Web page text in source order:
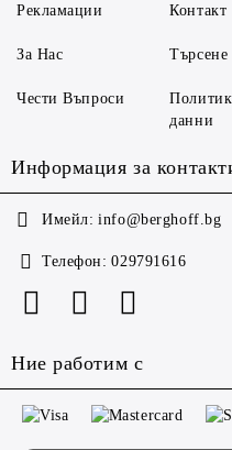
Рекламации
За Нас
Чести Въпроси
Контакт
Търсене
данни
Информация за
Имейл: info@berghoff.bg
Телефон: 029791616
Ние работим с